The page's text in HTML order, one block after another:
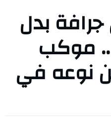
بدل
موكب
نوعه في